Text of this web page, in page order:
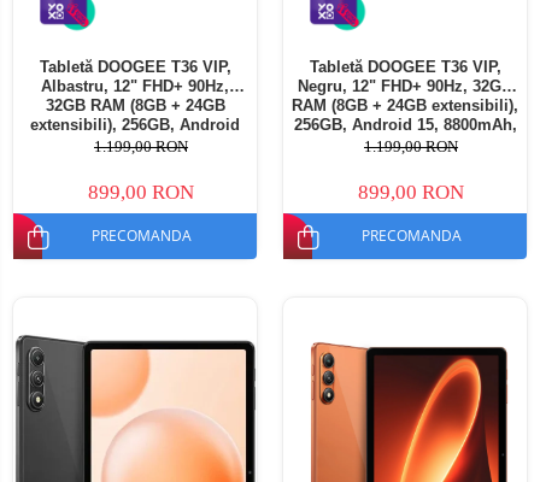
Tabletă DOOGEE T36 VIP,
Albastru, 12" FHD+ 90Hz,
32GB RAM (8GB + 24GB
extensibili), 256GB, Android
15, 8800mAh, Dual SIM
1.199,00 RON
899,00 RON
PRECOMANDA
Tabletă DOOGEE T36 VIP,
Negru, 12" FHD+ 90Hz, 32GB
RAM (8GB + 24GB extensibili),
256GB, Android 15, 8800mAh,
Dual SIM
1.199,00 RON
899,00 RON
PRECOMANDA